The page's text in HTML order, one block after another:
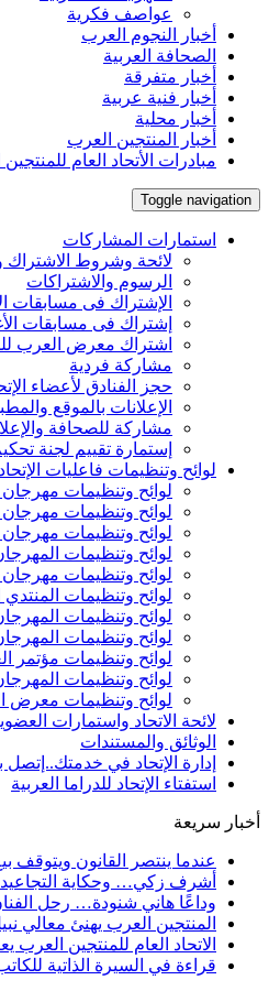
عواصف فكرية
أخبار النجوم العرب
الصحافة العربية
أخبار متفرقة
أخبار فنية عربية
أخبار محلية
أخبار المنتجين العرب
مبادرات الأتحاد العام
Toggle navigation
استمارات المشاركات
لائحة وشروط الاشتراك
الرسوم والاشتراكات
الإشتراك فى مسابقات
إشتراك فى مسابقات
اشتراك معرض العرب
مشاركة فردية
حجز الفنادق لأعضاء
الإعلانات بالموقع
مشاركة للصحافة
إستمارة تقييم لجنة
لوائح وتنظيمات فاعليات الإتحاد
لوائح وتنظيمات مهرجان
لوائح وتنظيمات مهرجان
لوائح وتنظيمات مهرجان
لوائح وتنظيمات
لوائح وتنظيمات مهرجان
لوائح وتنظيمات المنتدي
لوائح وتنظيمات
لوائح وتنظيمات
لوائح وتنظيمات مؤتمر
لوائح وتنظيمات
لوائح وتنظيمات معرض
لائحة الاتحاد واستمارات
الوثائق والمستندات
إدارة الإتحاد في خدمتك..إتصل
استفتاء الإتحاد للدراما العربية
أخبار سريعة
عندما ينتصر القانون ويتوقف
أشرف زكي… وحكاية
وداعًا هاني شنودة… رحل
المنتجين العرب يهنئ معالي
الاتحاد العام للمنتجين
قراءة في السيرة الذاتية